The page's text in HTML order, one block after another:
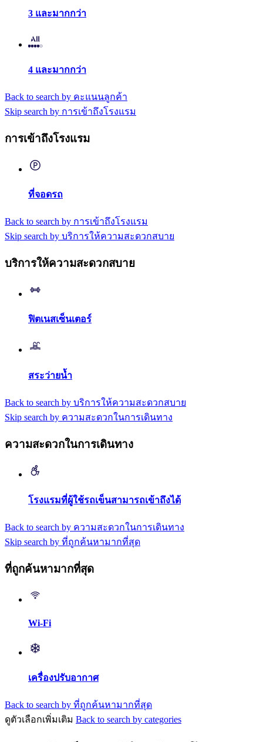
3 และมากกว่า
4 และมากกว่า
Back to search by คะแนนลูกค้า
Skip search by การเข้าถึงโรงแรม
การเข้าถึงโรงแรม
ที่จอดรถ
Back to search by การเข้าถึงโรงแรม
Skip search by บริการให้ความสะดวกสบาย
บริการให้ความสะดวกสบาย
ฟิตเนสเซ็นเตอร์
สระว่ายน้ำ
Back to search by บริการให้ความสะดวกสบาย
Skip search by ความสะดวกในการเดินทาง
ความสะดวกในการเดินทาง
โรงแรมที่ผู้ใช้รถเข็นสามารถเข้าถึงได้
Back to search by ความสะดวกในการเดินทาง
Skip search by ที่ถูกค้นหามากที่สุด
ที่ถูกค้นหามากที่สุด
Wi-Fi
เครื่องปรับอากาศ
Back to search by ที่ถูกค้นหามากที่สุด
ดูตัวเลือกเพิ่มเติม Back to search by categories